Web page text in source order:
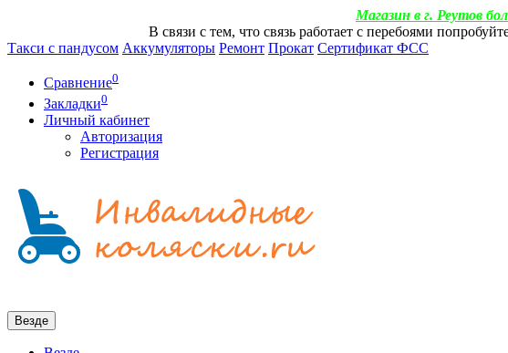
Магазин в г. Реутов
В связи с тем, что связь работает с перебоями
Такси с пандусом Аккумуляторы Ремонт Прокат Сертификат ФСС
Сравнение0
Закладки0
Личный кабинет
Авторизация
Регистрация
Везде